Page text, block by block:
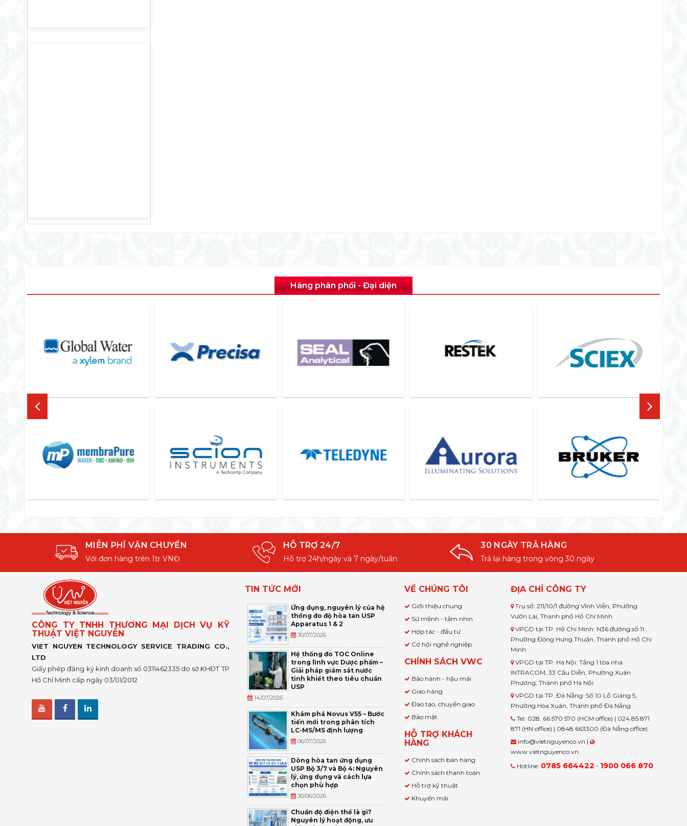
Hãng phân phối - Đại diện
MIỄN PHÍ VẬN CHUYỂN
Với đơn hàng trên 1tr VNĐ
HỖ TRỢ 24/7
Hỗ trợ 24h/ngày và 7 ngày/tuần
30 NGÀY TRẢ HÀNG
Trả lại hàng trong vòng 30 ngày
CÔNG TY TNHH THƯƠNG MẠI DỊCH VỤ KỸ
THUẬT VIỆT NGUYỄN
VIET NGUYEN TECHNOLOGY SERVICE TRADING CO.,
LTD
Giấy phép đăng ký kinh doanh số 0311462335 do sở KHĐT TP
Hồ Chí Minh cấp ngày 03/01/2012
TIN TỨC MỚI
Ứng dụng, nguyên lý của hệ
thống đo độ hòa tan USP
Apparatus 1 & 2
30/07/2026
Hệ thống đo TOC Online
trong lĩnh vực Dược phẩm –
Giải pháp giám sát nước
tinh khiết theo tiêu chuẩn
USP
14/07/2026
Khám phá Novus V55 – Bước
tiến mới trong phân tích
LC-MS/MS định lượng
06/07/2026
Dòng hòa tan ứng dụng
USP Bộ 3/7 và Bộ 4: Nguyên
lý, ứng dụng và cách lựa
chọn phù hợp
30/06/2026
Chuẩn độ điện thế là gì?
Nguyên lý hoạt động, ưu
VỀ CHÚNG TÔI
Giới thiệu chung
Sứ mệnh - tầm nhìn
Hợp tác - đầu tư
Cơ hội nghề nghiệp
CHÍNH SÁCH VWC
Bảo hành - hậu mãi
Giao hàng
Đào tạo, chuyển giao
Bảo mật
HỖ TRỢ KHÁCH
HÀNG
Chính sách bán hàng
Chính sách thanh toán
Hỗ trợ kỹ thuật
Khuyến mãi
ĐỊA CHỈ CÔNG TY
Trụ sở: 211/10/1 đường Vĩnh Viễn, Phường
Vườn Lài, Thành phố Hồ Chí Minh
VPGD tại TP. Hồ Chí Minh: N36 đường số 11 ,
Phường Đông Hưng Thuận, Thành phố Hồ Chí
Minh
VPGD tại TP. Hà Nội: Tầng 1 tòa nhà
INTRACOM, 33 Cầu Diễn, Phường Xuân
Phương, Thành phố Hà Nội
VPGD tại TP. Đà Nẵng: Số 10 Lỗ Giáng 5,
Phường Hòa Xuân, Thành phố Đà Nẵng
Tel: 028. 66 570 570 (HCM office) | 024.85 871
871 (HN office) | 0848 663300 (Đà Nẵng office)
info@vietnguyenco.vn |
www.vietnguyenco.vn
Hotline: 0785 664422 - 1900 066 870